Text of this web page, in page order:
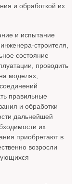
и обработкой их
и испытание
строителя,
состояние
проводить
моделях,
правильные
и обработки
дальнейшей
их
приобретают в
возросли